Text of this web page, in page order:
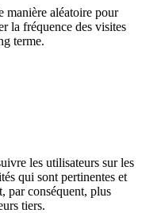
manière aléatoire pour
la fréquence des visites
terme.
les utilisateurs sur les
qui sont pertinentes et
par conséquent, plus
tiers.